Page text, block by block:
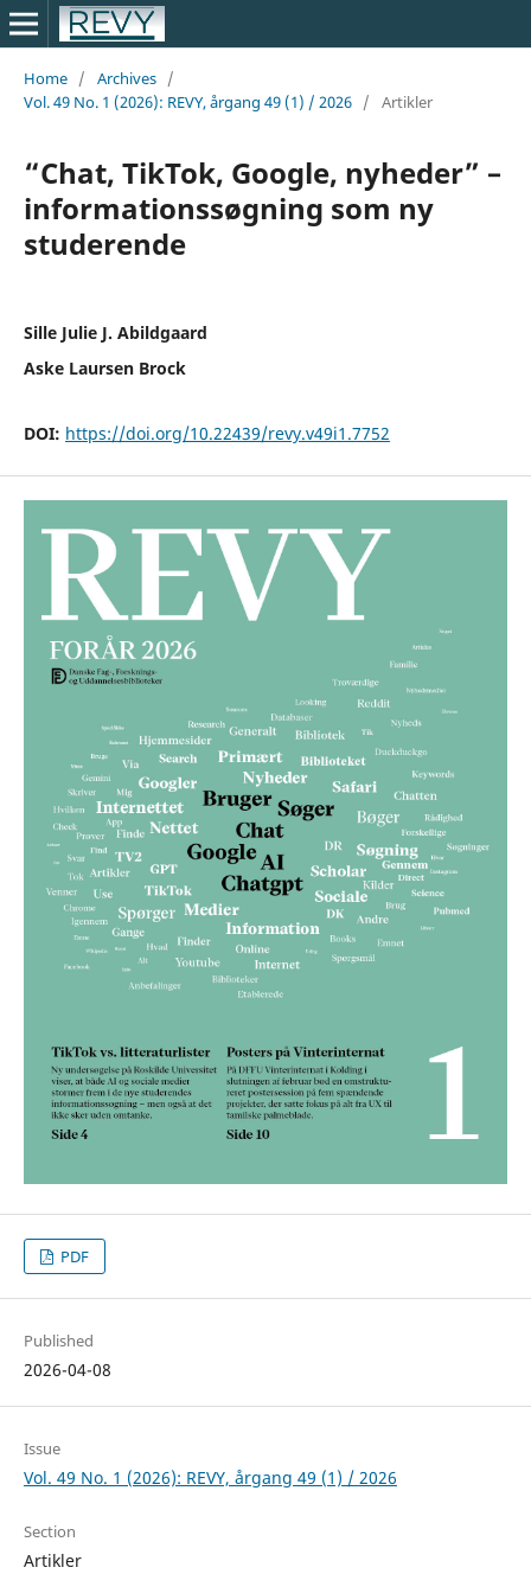
Home / Archives /
Vol. 49 No. 1 (2026): REVY, årgang 49 (1) / 2026 / Artikler
“Chat, TikTok, Google, nyheder” –
informationssøgning som ny
studerende
Sille Julie J. Abildgaard
Aske Laursen Brock
DOI: https://doi.org/10.22439/revy.v49i1.7752
PDF
Published
2026-04-08
Issue
Vol. 49 No. 1 (2026): REVY, årgang 49 (1) / 2026
Section
Artikler